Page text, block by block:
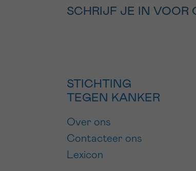
SCHRIJF JE IN VOOR
STICHTING
TEGEN KANKER
Over ons
Contacteer ons
Lexicon